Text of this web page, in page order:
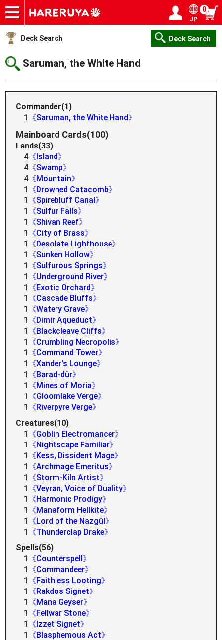
Onlineshop
Articles
Deck Search
Sponsored Players
Shop Info
Event Schedule
Help
Contact
JP
0
Deck Search Deck Search
Saruman, the White Hand
Commander(1)
1
《Saruman, the White Hand》
Mainboard Cards(100)
Lands(33)
4 《Island》
4 《Swamp》
4 《Mountain》
1
《Drowned Catacomb》
1
《Spirebluff Canal》
1
《Sulfur Falls》
1
《Shivan Reef》
1
《City of Brass》
1
《Desolate Lighthouse》
1
《Sunken Hollow》
1
《Sulfurous Springs》
1
《Underground River》
1
《Exotic Orchard》
1
《Cascade Bluffs》
1
《Watery Grave》
1
《Dimir Aqueduct》
1
《Blackcleave Cliffs》
1
《Crumbling Necropolis》
1
《Command Tower》
1
《Xander's Lounge》
1
《Barad-dûr》
1
《Mines of Moria》
1
《Gloomlake Verge》
1
《Riverpyre Verge》
Creatures(10)
1
《Goblin Electromancer》
1
《Nightscape Familiar》
1
《Kess, Dissident Mage》
1
《Archmage Emeritus》
1
《Storm-Kiln Artist》
1
《Veyran, Voice of Duality》
1
《Harmonic Prodigy》
1
《Manaform Hellkite》
1
《Lord of the Nazgûl》
1
《Thunderclap Drake》
Spells(56)
1
《Counterspell》
1
《Commandeer》
1
《Faithless Looting》
1
《Rakdos Signet》
1
《Mana Geyser》
1
《Fellwar Stone》
1
《Izzet Signet》
1
《Blasphemous Act》